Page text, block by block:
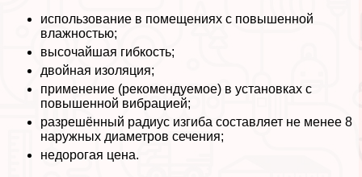
использование в помещениях с повышенной
влажностью;
высочайшая гибкость;
двойная изоляция;
применение (рекомендуемое) в установках с
повышенной вибрацией;
разрешённый радиус изгиба составляет не менее 8
наружных диаметров сечения;
недорогая цена.